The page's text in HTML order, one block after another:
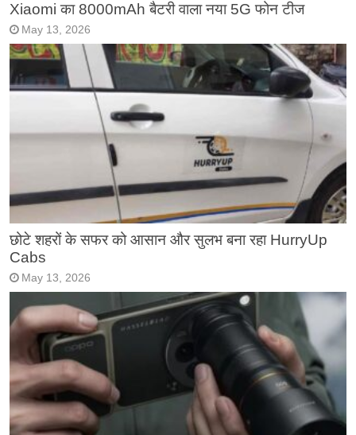
Xiaomi का 8000mAh बैटरी वाला नया 5G फोन टीज
May 13, 2026
छोटे शहरों के सफर को आसान और सुलभ बना रहा HurryUp
Cabs
May 13, 2026